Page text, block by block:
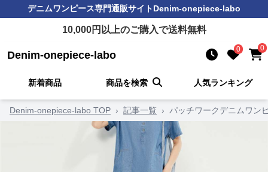
デニムワンピース専門通販サイトDenim-onepiece-labo
10,000円以上のご購入で送料無料
Denim-onepiece-labo 0 0
新着商品 商品を検索 人気ランキング
Denim-onepiece-labo TOP › 記事一覧 › パッチワークデニムワン